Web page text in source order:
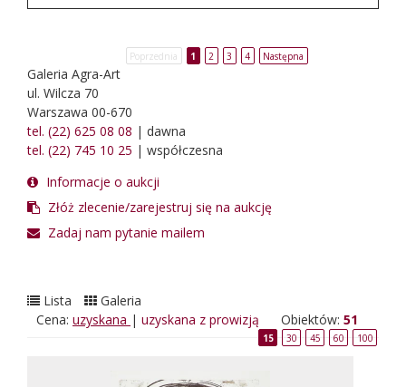
Poprzednia 1 2 3 4 Następna
Galeria Agra-Art
ul. Wilcza 70
Warszawa 00-670
tel. (22) 625 08 08 | dawna
tel. (22) 745 10 25 | współczesna
Informacje o aukcji
Złóż zlecenie/zarejestruj się na aukcję
Zadaj nam pytanie mailem
Lista
Galeria
Cena: uzyskana | uzyskana z prowizją Obiektów: 51
15 30 45 60 100